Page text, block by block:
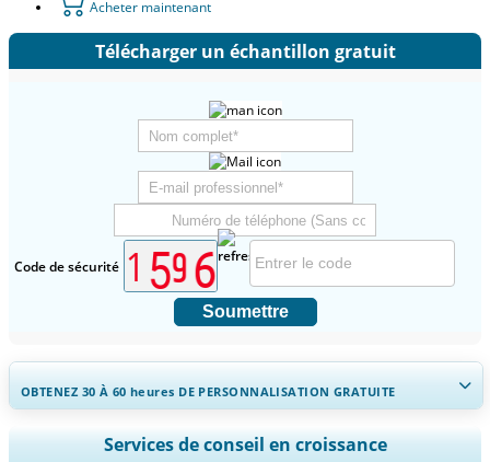
Acheter maintenant
Télécharger un échantillon gratuit
Code de sécurité
Soumettre
OBTENEZ 30 À 60heures DE PERSONNALISATION GRATUITE
Ampliar a cobertura regional e por país, Análise de segmentos,
Services de conseil en croissance